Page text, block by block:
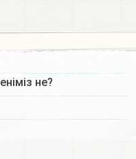
не?​